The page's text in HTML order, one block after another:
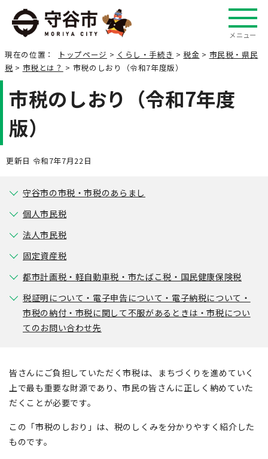
メニュー
現在の位置： トップページ > くらし・手続き >税金 > 市民税・県民
税 > 市税とは？ > 市税のしおり（令和7年度版）
市税のしおり（令和7年度
版）
更新日 令和7年7月22日
守谷市の市税・市税のあらまし
個人市民税
法人市民税
固定資産税
都市計画税・軽自動車税・市たばこ税・国民健康保険税
税証明について・電子申告について・電子納税について・
市税の納付・市税に関して不服があるときは・市税につい
てのお問い合わせ先
皆さんにご負担していただく市税は、まちづくりを進めていく
上で最も重要な財源であり、市民の皆さんに正しく納めていた
だくことが必要です。
この「市税のしおり」は、税のしくみを分かりやすく紹介した
ものです。